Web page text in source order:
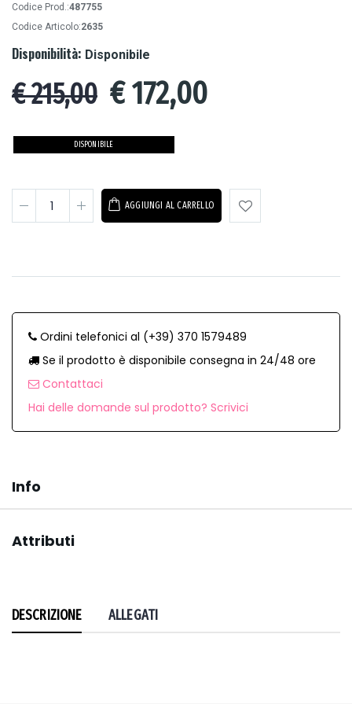
Codice Prod.:487755
Codice Articolo:2635
Disponibilità: Disponibile
€ 215,00 €172,00
DISPONIBILE
AGGIUNGI AL CARRELLO
Ordini telefonici al (+39) 370 1579489
Se il prodotto è disponibile consegna in 24/48 ore
Contattaci
Hai delle domande sul prodotto? Scrivici
Info
Attributi
DESCRIZIONE ALLEGATI